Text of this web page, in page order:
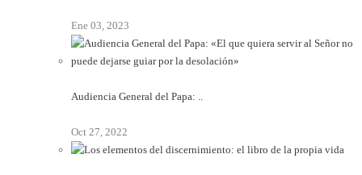
Ene 03, 2023
Audiencia General del Papa: ..
Oct 27, 2022